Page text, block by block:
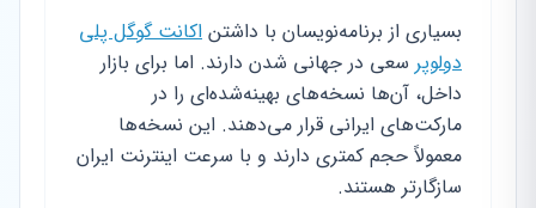
بسیاری از برنامه‌نویسان با داشتن اکانت گوگل پلی
دولوپر سعی در جهانی شدن دارند. اما برای بازار
داخل، آن‌ها نسخه‌های بهینه‌شده‌ای را در
مارکت‌های ایرانی قرار می‌دهند. این نسخه‌ها
معمولاً حجم کمتری دارند و با سرعت اینترنت ایران
سازگارتر هستند.